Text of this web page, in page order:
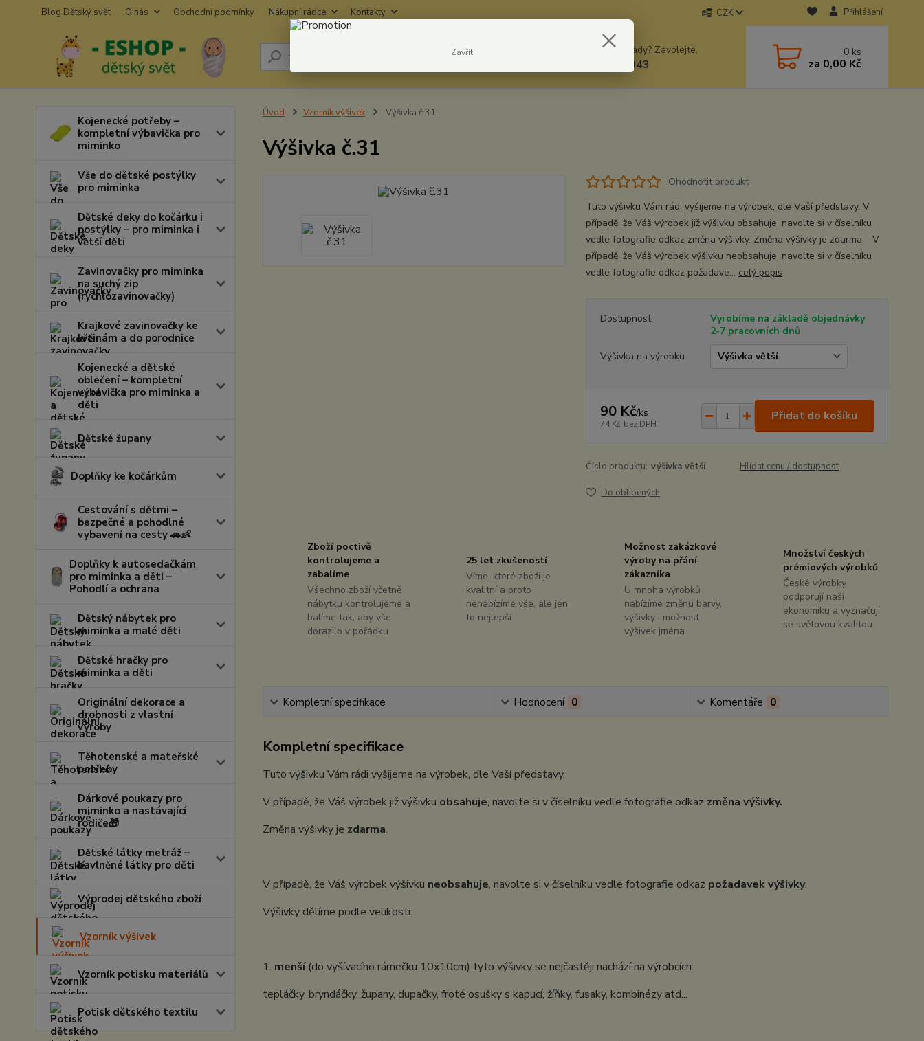
Blog Dětský svět O nás Obchodní podmínky Nákupní rádce Kontakty CZK Přihlášení
Hledat Nevíte si rady? Zavolejte.
604278943
0 ks
za 0,00 Kč
Kojenecké potřeby –
kompletní výbavička pro
miminko
Vše do dětské postýlky
pro miminka
Dětské deky do kočárku i
postýlky – pro miminka i
větší děti
Zavinovačky pro miminka
na suchý zip
(rychlozavinovačky)
Krajkové zavinovačky ke
křtinám a do porodnice
Kojenecké a dětské
oblečení – kompletní
výbavička pro miminka a
děti
Dětské župany
Doplňky ke kočárkům
Cestování s dětmi –
bezpečné a pohodlné
vybavení na cesty 🚗👶
Doplňky k autosedačkám
pro miminka a děti –
Pohodlí a ochrana
Dětský nábytek pro
miminka a malé děti
Dětské hračky pro
miminka a děti
Originální dekorace a
drobnosti z vlastní
výroby
Těhotenské a mateřské
potřeby
Dárkové poukazy pro
miminko a nastávající
rodiče🎁
Dětské látky metráž –
bavlněné látky pro děti
Výprodej dětského zboží
Vzorník výšivek
Vzorník potisku materiálů
Potisk dětského textilu
Úvod Vzorník výšivek Výšivka č.31
Výšivka č.31
Ohodnotit produkt
Tuto výšivku Vám rádi vyšijeme na výrobek, dle Vaší představy. V
případě, že Váš výrobek již výšivku obsahuje, navolte si v číselníku
vedle fotografie odkaz změna výšivky. Změna výšivky je zdarma. V
případě, že Váš výrobek výšivku neobsahuje, navolte si v číselníku
vedle fotografie odkaz požadave... celý popis
Dostupnost
Vyrobíme na základě objednávky
2-7 pracovních dnů
Výšivka na výrobku
90 Kč/ks
74 Kč bez DPH
Přidat do košíku
Číslo produktu: výšivka větší Hlídat cenu / dostupnost
Do oblíbených
Zboží poctivě
kontrolujeme a
zabalíme
Všechno zboží včetně
nábytku kontrolujeme a
balíme tak, aby vše
dorazilo v pořádku
25 let zkušeností
Víme, které zboží je
kvalitní a proto
nenabízíme vše, ale jen
to nejlepší
Možnost zakázkové
výroby na přání
zákazníka
U mnoha výrobků
nabízíme změnu barvy,
výšivky i možnost
výšivek jména
Množství českých
prémiových výrobků
České výrobky
podporují naši
ekonomiku a vyznačují
se světovou kvalitou
Kompletní specifikace Hodnocení 0 Komentáře 0
Kompletní specifikace
Tuto výšivku Vám rádi vyšijeme na výrobek, dle Vaší představy.
V případě, že Váš výrobek již výšivku obsahuje, navolte si v číselníku vedle fotografie odkaz změna výšivky.
Změna výšivky je zdarma.
V případě, že Váš výrobek výšivku neobsahuje, navolte si v číselníku vedle fotografie odkaz požadavek výšivky.
Výšivky dělíme podle velikosti:
1. menší(do vyšívacího rámečku 10x10cm) tyto výšivky se nejčastěji nachází na výrobcích:
tepláčky, bryndáčky, župany, dupačky, froté osušky s kapucí, žíňky, fusaky, kombinézy atd...
Zavřít